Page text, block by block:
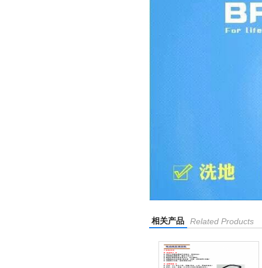
相关产品 Related Products